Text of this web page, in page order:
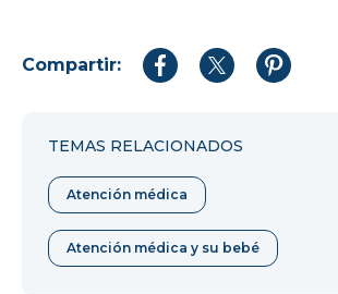
Compartir:
CompartirCompartirCompartir
TEMAS RELACIONADOS
Atención médica
Atención médica y su bebé